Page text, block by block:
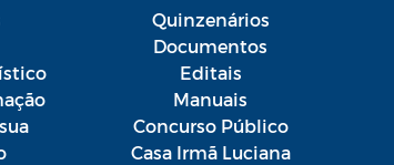
Quinzenários
Documentos
Editais
Manuais
Concurso Público
Casa Irmã Luciana